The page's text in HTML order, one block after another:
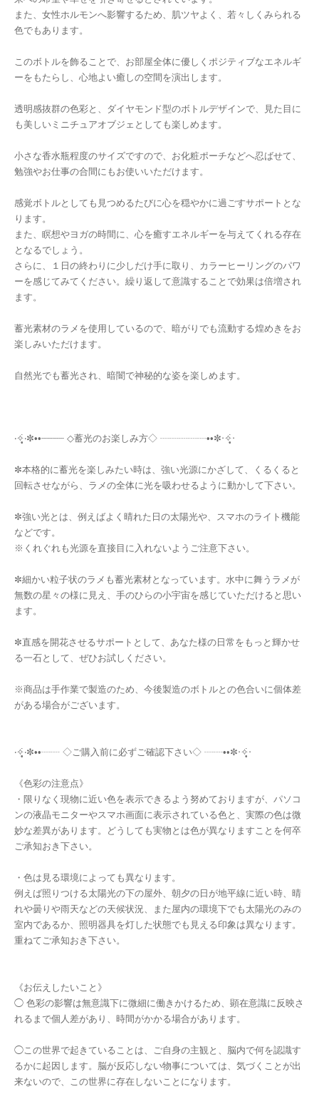
また、女性ホルモンへ影響するため、肌ツヤよく、若々しくみられる
色でもあります。
このボトルを飾ることで、お部屋全体に優しくポジティブなエネルギ
ーをもたらし、心地よい癒しの空間を演出します。
透明感抜群の色彩と、ダイヤモンド型のボトルデザインで、見た目に
も美しいミニチュアオブジェとしても楽しめます。
小さな香水瓶程度のサイズですので、お化粧ポーチなどへ忍ばせて、
勉強やお仕事の合間にもお使いいただけます。
感覚ボトルとしても見つめるたびに心を穏やかに過ごすサポートとな
ります。
また、瞑想やヨガの時間に、心を癒すエネルギーを与えてくれる存在
となるでしょう。
さらに、１日の終わりに少しだけ手に取り、カラーヒーリングのパワ
ーを感じてみてください。繰り返して意識することで効果は倍増され
ます。
蓄光素材のラメを使用しているので、暗がりでも流動する煌めきをお
楽しみいただけます。
自然光でも蓄光され、暗闇で神秘的な姿を楽しめます。
‧✧̣̥̇‧✼••┈┈┈┈ ◇蓄光のお楽しみ方◇ ┈┈┈┈┈••✼‧✧̣̥̇‧
✼本格的に蓄光を楽しみたい時は、強い光源にかざして、くるくると
回転させながら、ラメの全体に光を吸わせるように動かして下さい。
✼強い光とは、例えばよく晴れた日の太陽光や、スマホのライト機能
などです。
※くれぐれも光源を直接目に入れないようご注意下さい。
✼細かい粒子状のラメも蓄光素材となっています。水中に舞うラメが
無数の星々の様に見え、手のひらの小宇宙を感じていただけると思い
ます。
✼直感を開花させるサポートとして、あなた様の日常をもっと輝かせ
る一石として、ぜひお試しください。
※商品は手作業で製造のため、今後製造のボトルとの色合いに個体差
がある場合がございます。
‧✧̣̥̇‧✼••┈┈ ◇ご購入前に必ずご確認下さい◇ ┈┈••✼‧✧̣̥̇‧
《色彩の注意点》
・限りなく現物に近い色を表示できるよう努めておりますが、パソコ
ンの液晶モニターやスマホ画面に表示されている色と、実際の色は微
妙な差異があります。どうしても実物とは色が異なりますことを何卒
ご承知おき下さい。
・色は見る環境によっても異なります。
例えば照りつける太陽光の下の屋外、朝夕の日が地平線に近い時、晴
れや曇りや雨天などの天候状況、また屋内の環境下でも太陽光のみの
室内であるか、照明器具を灯した状態でも見える印象は異なります。
重ねてご承知おき下さい。
《お伝えしたいこと》
◯ 色彩の影響は無意識下に微細に働きかけるため、顕在意識に反映さ
れるまで個人差があり、時間がかかる場合があります。
◯この世界で起きていることは、ご自身の主観と、脳内で何を認識す
るかに起因します。脳が反応しない物事については、気づくことが出
来ないので、この世界に存在しないことになります。